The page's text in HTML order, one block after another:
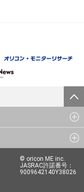
© oricon ME inc.
JASRAC許諾番号：
9009642140Y38026